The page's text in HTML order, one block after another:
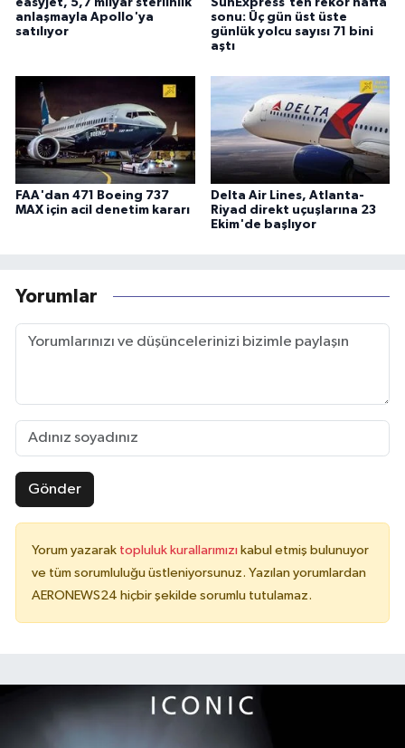
easyJet, 5,7 milyar sterlinlik
anlaşmayla Apollo'ya
satılıyor
SunExpress’ten rekor hafta
sonu: Üç gün üst üste
günlük yolcu sayısı 71 bini
aştı
FAA'dan 471 Boeing 737
MAX için acil denetim kararı
Delta Air Lines, Atlanta-
Riyad direkt uçuşlarına 23
Ekim'de başlıyor
Yorumlar
Gönder
Yorum yazarak topluluk kurallarımızı kabul etmiş bulunuyor
ve tüm sorumluluğu üstleniyorsunuz. Yazılan yorumlardan
AERONEWS24 hiçbir şekilde sorumlu tutulamaz.